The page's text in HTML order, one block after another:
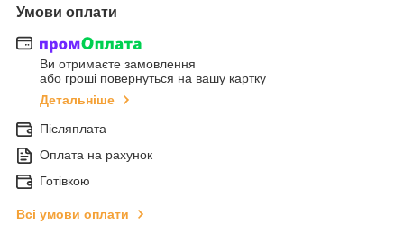
Умови оплати
Ви отримаєте замовлення
або гроші повернуться на вашу картку
Детальніше
Післяплата
Оплата на рахунок
Готівкою
Всі умови оплати